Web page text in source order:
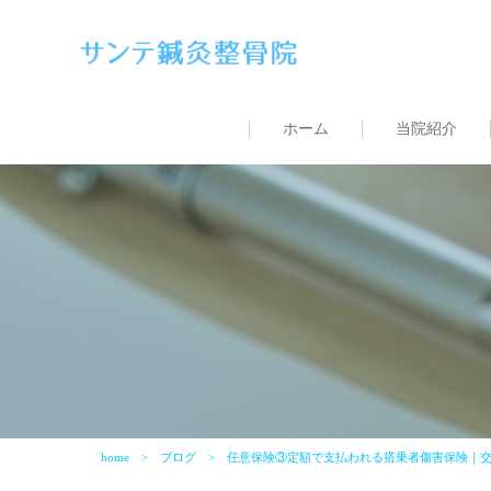
ホーム 当院紹介
home ブログ 任意保険③定額で支払われる搭乗者傷害保険｜